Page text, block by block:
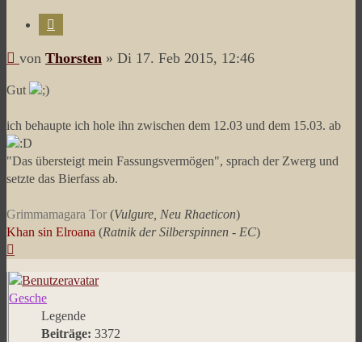
Beitrag
von Thorsten » Di 17. Feb 2015, 12:46
Gut
ich behaupte ich hole ihn zwischen dem 12.03 und dem 15.03. ab
"Das übersteigt mein Fassungsvermögen", sprach der Zwerg und
setzte das Bierfass ab.
Grimmamagara Tor (Vulgure, Neu Rhaeticon)
Khan sin Elroana (Ratnik der Silberspinnen - EC)
Gesche
Legende
Beiträge: 3372